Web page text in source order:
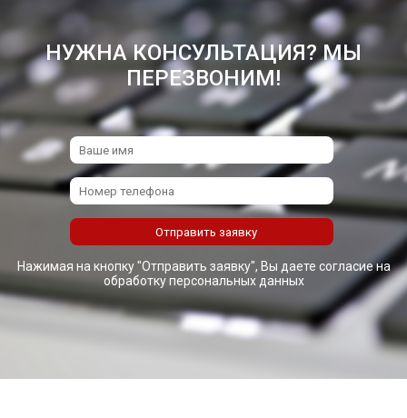
НУЖНА КОНСУЛЬТАЦИЯ? МЫ
ПЕРЕЗВОНИМ!
Нажимая на кнопку "Отправить заявку", Вы даете согласие на
обработку персональных данных